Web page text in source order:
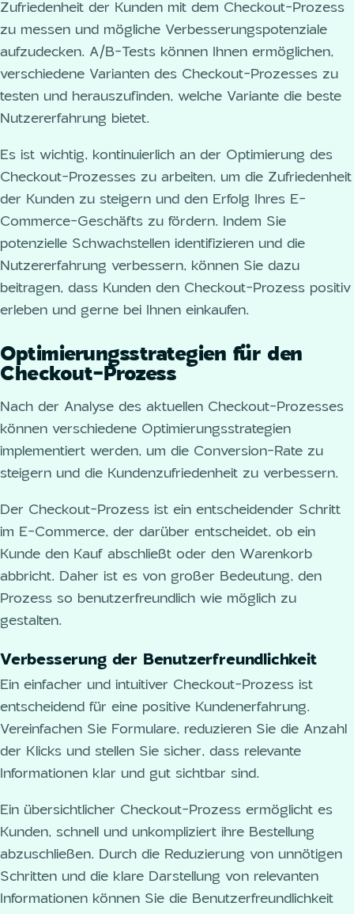
Zufriedenheit der Kunden mit dem Checkout-Prozess
zu messen und mögliche Verbesserungspotenziale
aufzudecken. A/B-Tests können Ihnen ermöglichen,
verschiedene Varianten des Checkout-Prozesses zu
testen und herauszufinden, welche Variante die beste
Nutzererfahrung bietet.
Es ist wichtig, kontinuierlich an der Optimierung des
Checkout-Prozesses zu arbeiten, um die Zufriedenheit
der Kunden zu steigern und den Erfolg Ihres E-
Commerce-Geschäfts zu fördern. Indem Sie
potenzielle Schwachstellen identifizieren und die
Nutzererfahrung verbessern, können Sie dazu
beitragen, dass Kunden den Checkout-Prozess positiv
erleben und gerne bei Ihnen einkaufen.
Optimierungsstrategien für den
Checkout-Prozess
Nach der Analyse des aktuellen Checkout-Prozesses
können verschiedene Optimierungsstrategien
implementiert werden, um die Conversion-Rate zu
steigern und die Kundenzufriedenheit zu verbessern.
Der Checkout-Prozess ist ein entscheidender Schritt
im E-Commerce, der darüber entscheidet, ob ein
Kunde den Kauf abschließt oder den Warenkorb
abbricht. Daher ist es von großer Bedeutung, den
Prozess so benutzerfreundlich wie möglich zu
gestalten.
Verbesserung der Benutzerfreundlichkeit
Ein einfacher und intuitiver Checkout-Prozess ist
entscheidend für eine positive Kundenerfahrung.
Vereinfachen Sie Formulare, reduzieren Sie die Anzahl
der Klicks und stellen Sie sicher, dass relevante
Informationen klar und gut sichtbar sind.
Ein übersichtlicher Checkout-Prozess ermöglicht es
Kunden, schnell und unkompliziert ihre Bestellung
abzuschließen. Durch die Reduzierung von unnötigen
Schritten und die klare Darstellung von relevanten
Informationen können Sie die Benutzerfreundlichkeit